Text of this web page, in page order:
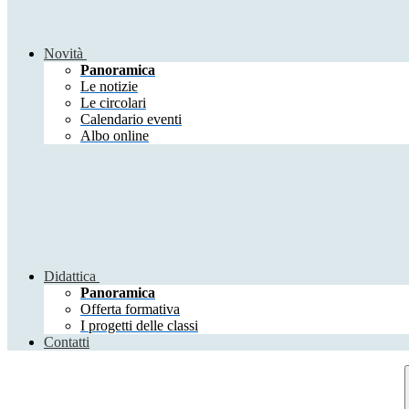
Novità
Panoramica
Le notizie
Le circolari
Calendario eventi
Albo online
Didattica
Panoramica
Offerta formativa
I progetti delle classi
Contatti